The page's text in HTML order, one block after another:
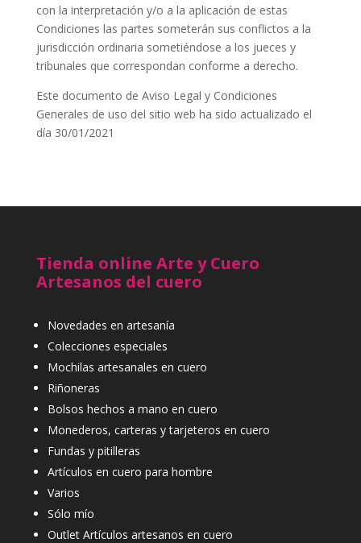
con la interpretación y/o a la aplicación de estas
Condiciones las partes someterán sus conflictos a la
jurisdicción ordinaria sometiéndose a los jueces y
tribunales que correspondan conforme a derecho.
Este documento de Aviso Legal y Condiciones
Generales de uso del sitio web ha sido actualizado el
día 30/01/2021
Tienda online Arte y Cuero
Artesanos del cuero
Novedades en artesanía
Colecciones especiales
Mochilas artesanales en cuero
Riñoneras
Bolsos hechos a mano en cuero
Monederos, carteras y tarjeteros en cuero
Fundas y pitilleras
Artículos en cuero para hombre
Varios
Sólo mío
Outlet Artículos artesanos en cuero